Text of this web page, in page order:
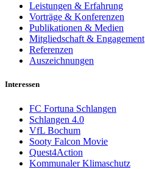
Leistungen & Erfahrung
Vorträge & Konferenzen
Publikationen & Medien
Mitgliedschaft & Engagement
Referenzen
Auszeichnungen
Interessen
FC Fortuna Schlangen
Schlangen 4.0
VfL Bochum
Sooty Falcon Movie
Quest4Action
Kommunaler Klimaschutz